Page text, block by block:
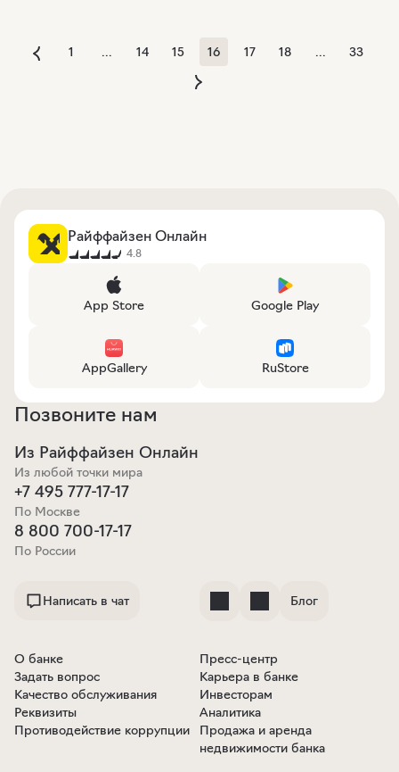
1 ... 14 15 16 17 18 ... 33
Райффайзен Онлайн
4.8
App Store Google Play
AppGallery RuStore
Позвоните нам
Из Райффайзен Онлайн
Из любой точки мира
+7 495 777-17-17
По Москве
8 800 700-17-17
По России
Написать в чат Блог
О банке
Задать вопрос
Качество обслуживания
Реквизиты
Противодействие коррупции
Пресс-центр
Карьера в банке
Инвесторам
Аналитика
Продажа и аренда
недвижимости банка